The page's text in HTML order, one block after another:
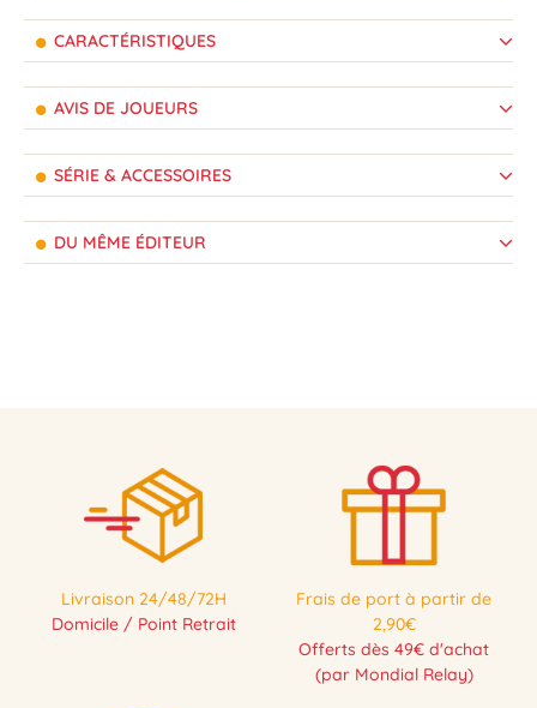
CARACTÉRISTIQUES
AVIS DE JOUEURS
SÉRIE & ACCESSOIRES
DU MÊME ÉDITEUR
Livraison 24/48/72H
Domicile / Point Retrait
Frais de port à partir de
2,90€
Offerts dès 49€ d'achat
(par Mondial Relay)